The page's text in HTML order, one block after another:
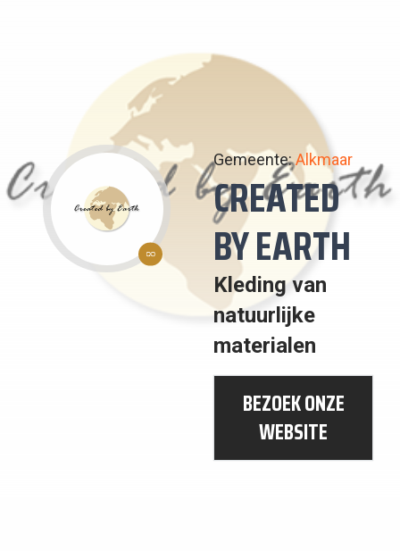
12:
VERANTWOORDE
Gemeente:Alkmaar
CREATED
BY EARTH
Kleding van
natuurlijke
materialen
BEZOEK ONZE
WEBSITE